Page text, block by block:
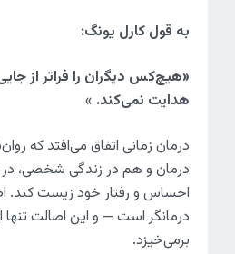
به قول کارل یونگ:
«هیچ‌کس دیگران را فراتر از
هدایت نمی‌کند.
»
درمان زمانی اتفاق می‌افتد که
درمان و هم در زندگی شخصی، در
احساس و رفتار خود زیست کند.
درمانگر است — و این اصالت تنها
برمی‌خیزد.